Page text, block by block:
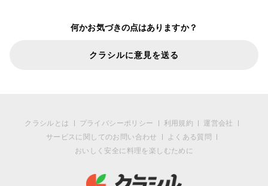
何かお気づきの点はありますか？
クラシルに意見を送る
クラシルとは プライバシーポリシー 利用規約
運営会社
サービスに関してのお問い合わせ
よくある質問
おいしく安全に料理を楽しむために